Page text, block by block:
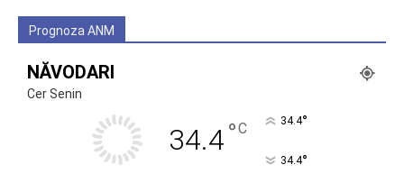
Prognoza ANM
NĂVODARI
Cer Senin
34.4°C 34.4°
34.4°